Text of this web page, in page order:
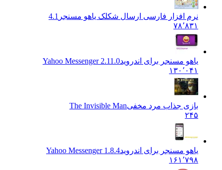
نرم افزار فارسی ارسال شکلک یاهو مسنجر 4.1
۷۸٬۸۳۱
یاهو مسنجر برای اندرویدYahoo Messenger 2.11.0
۱۳۰٬۰۴۱
بازی جذاب مرد مخفیThe Invisible Man
۲۴۵
یاهو مسنجر برای اندرویدYahoo Messenger 1.8.4
۱۶۱٬۷۹۸